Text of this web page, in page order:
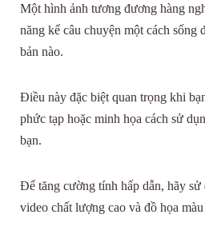
Một hình ảnh tương đương hàng
năng kể câu chuyện một cách sống
bản nào.
Điều này đặc biệt quan trọng khi
phức tạp hoặc minh họa cách sử
bạn.
Để tăng cường tính hấp dẫn, hãy
video chất lượng cao và đồ họa màu